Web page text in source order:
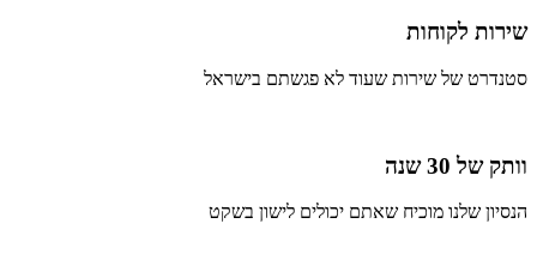
שירות לקוחות
סטנדרט של שירות שעוד לא פגשתם בישראל
וותק של 30 שנה
הנסיון שלנו מוכיח שאתם יכולים לישון בשקט